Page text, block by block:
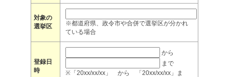
対象の
選挙区
※都道府県、政令市や合併で選挙区が分かれ
ている場合
登録日
時
から
まで
※「20xx/xx/xx」 から 「20xx/xx/xx」ま